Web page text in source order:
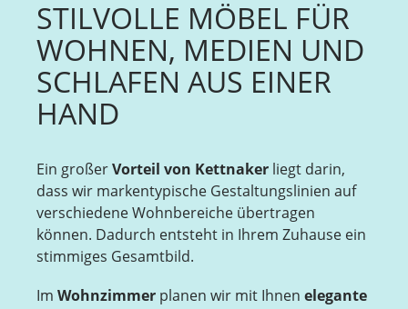
STILVOLLE MÖBEL FÜR
WOHNEN, MEDIEN UND
SCHLAFEN AUS EINER
HAND
Ein großerVorteil von Kettnaker liegt darin,
dass wir markentypische Gestaltungslinien auf
verschiedene Wohnbereiche übertragen
können. Dadurch entsteht in Ihrem Zuhause ein
stimmiges Gesamtbild.
Im Wohnzimmer planen wir mit Ihnen elegante